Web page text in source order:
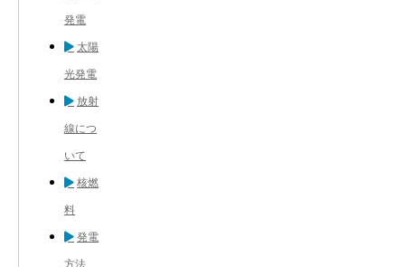
発電
太陽
光発電
放射
線につ
いて
核燃
料
発電
方法